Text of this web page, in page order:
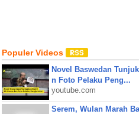
Populer Videos
Novel Baswedan
n Foto Pelaku Peng...
youtube.com
Serem, Wulan Marah